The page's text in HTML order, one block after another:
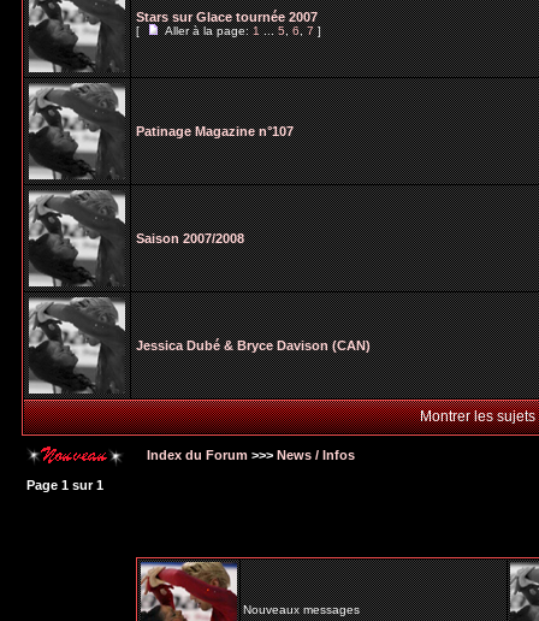
Stars sur Glace tournée 2007
[ Aller à la page:1...5,6,7]
Patinage Magazine n°107
Saison 2007/2008
Jessica Dubé & Bryce Davison (CAN)
Montrer les
Index du Forum >>> News / Infos
Page 1 sur1
Nouveaux messages